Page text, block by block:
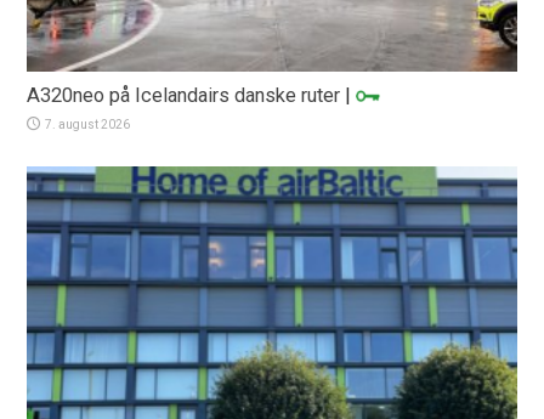
A320neo på Icelandairs danske ruter |
7. august 2026